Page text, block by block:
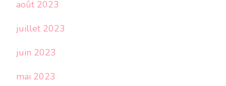
août 2023
juillet 2023
juin 2023
mai 2023